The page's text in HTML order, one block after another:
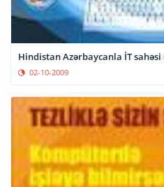
Hindistan Azərbaycanla İT sahəsi
02-10-2009